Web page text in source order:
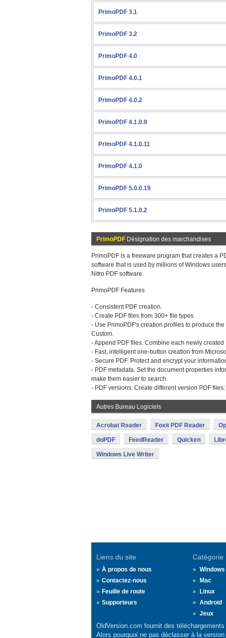
PrimoPDF 3.1
PrimoPDF 3.2
PrimoPDF 4.0
PrimoPDF 4.0.1
PrimoPDF 4.0.2
PrimoPDF 4.1.0.9
PrimoPDF 4.1.0.11
PrimoPDF 4.1.0
PrimoPDF 5.0.0.19
PrimoPDF 5.1.0.2
PrimoPDF Désignation des marchandises
PrimoPDF is a freeware program that creates a
software that is used by millions of Windows
Nitro PDF software.
PrimoPDF Features
- Consistent PDF creation.
- Create PDF files from 300+ file types
- Use PrimoPDF's creation profiles to produce
Custom.
- Append PDF files. Combine each newly created
- Fast, intelligent one-button creation from
- Secure PDF. Protect and encrypt your
- PDF metadata. Set the document properties
make them easier to search.
- PDF versions. Create different version PDF
Autres Bureau Logiciels
Acrobat Reader Foxit PDF Reader
doPDF FeedReader Quicken
Windows Live Writer
Liens du site
À propos de nous
Contactez-nous
Feuille de route
Supporteurs
Catégorie
Windows
Mac
Linux
Android
Jeux
OldVersion.com fournit des
Alors pourquoi ne pas déclasser à la